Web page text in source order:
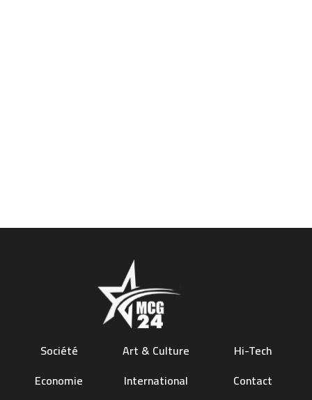
Société
Economie
Art & Culture
International
Hi-Tech
Contact